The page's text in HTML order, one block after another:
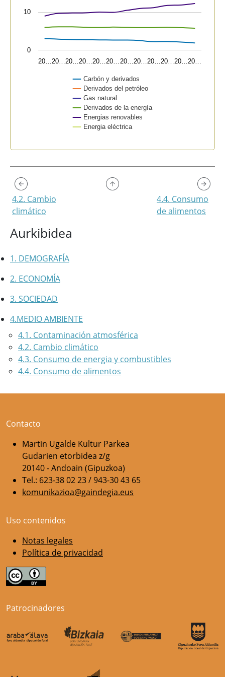
Aurkibidea
1. DEMOGRAFÍA
2. ECONOMÍA
3. SOCIEDAD
4.MEDIO AMBIENTE
4.1. Contaminación atmosférica
4.2. Cambio climático
4.3. Consumo de energia y combustibles
4.4. Consumo de alimentos
Carbón y derivados
Derivados del petróleo
Gas natural
Derivados de la energía
Energias renovables
Energia eléctrica
20…20…20…20…20…20…20…20…20…20…20…20…
0
10
4.2. Cambio
climático
4.4. Consumo
de alimentos
Contacto
Martin Ugalde Kultur Parkea
Gudarien etorbidea z/g
20140 - Andoain (Gipuzkoa)
Tel.: 623-38 02 23 / 943-30 43 65
komunikazioa@gaindegia.eus
Uso contenidos
Notas legales
Política de privacidad
Patrocinadores